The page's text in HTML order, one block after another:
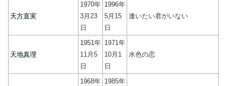
天方直実
1970年
3月23
日
1996年
5月15
日
逢いたい君がいない
天地真理
1951年
11月5
日
1971年
10月1
日
水色の恋
1968年 1985年